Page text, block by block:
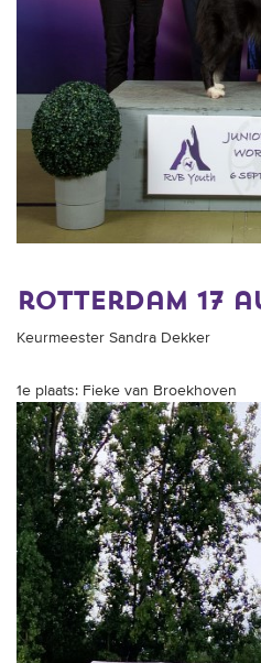
rotterdam 17
Keurmeester Sandra Dekker
1e plaats: Fieke van Broekhoven